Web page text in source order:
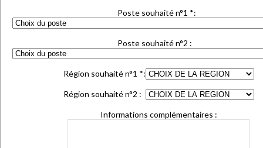
Poste souhaité n°1 *:
Poste souhaité n°2 :
Région souhaité n°1 *:
Région souhaité n°2 :
Informations complémentaires :